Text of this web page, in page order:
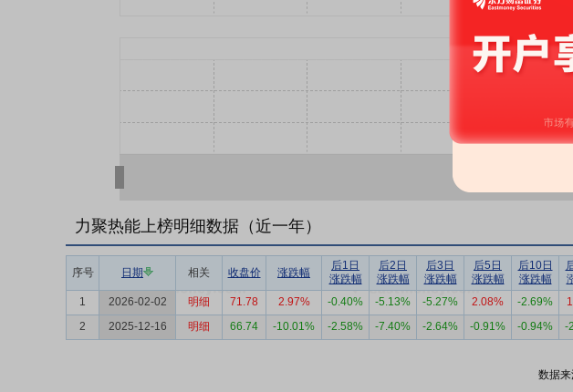
力聚热能上榜明细数据（近一年）
序号 日期 相关 收盘价 涨跌幅
后1日
涨跌幅
后2日
涨跌幅
后3日
涨跌幅
后5日
涨跌幅
后10日
涨跌幅
1 2026-02-02 明细 71.78 2.97% -0.40% -5.13% -5.27% 2.08% -2.69%
2
2025-12-16 明细 66.74 -10.01% -2.58% -7.40% -2.64% -0.91% -0.94% -
数据来